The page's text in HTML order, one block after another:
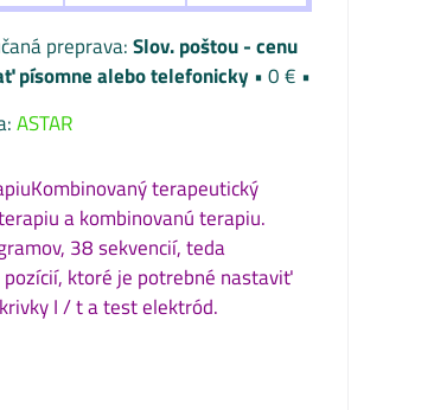
Slov. poštou - cenu
písomne alebo telefonicky •0 € •
ASTAR
terapeutický
a kombinovanú terapiu.
38 sekvencií, teda
ktoré je potrebné nastaviť
I / t a test elektród.